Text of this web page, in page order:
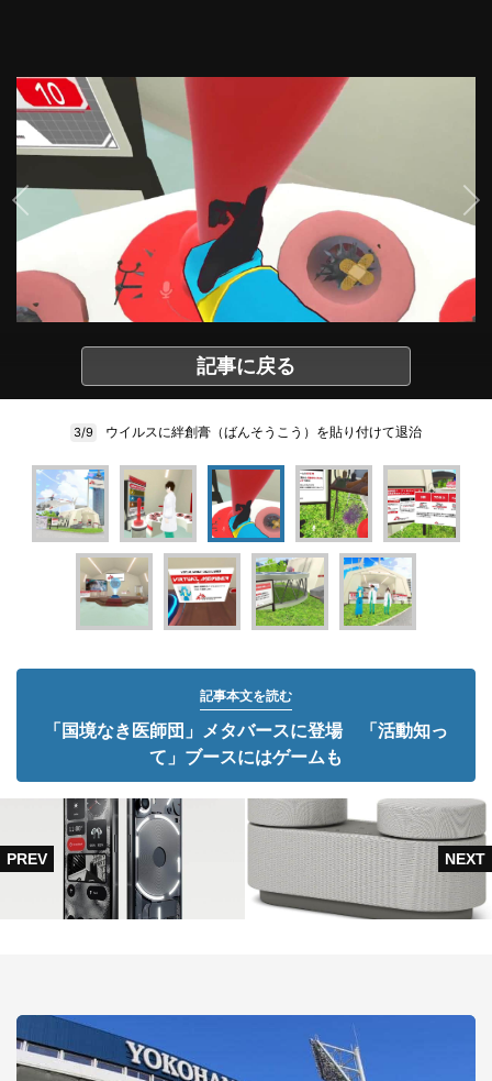
記事に戻る
3/9 ウイルスに絆創膏（ばんそうこう）を貼り付けて退治
記事本文を読む
「国境なき医師団」メタバースに登場 「活動知っ
て」ブースにはゲームも